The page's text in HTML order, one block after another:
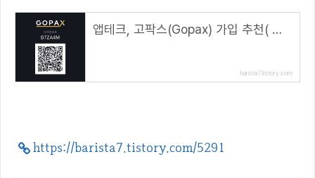
앱테크, 고팍스(Gopax) 가입 추천( 추천코드 : B7ZA4M )
barista7.tistory.com
https://barista7.tistory.com/5291